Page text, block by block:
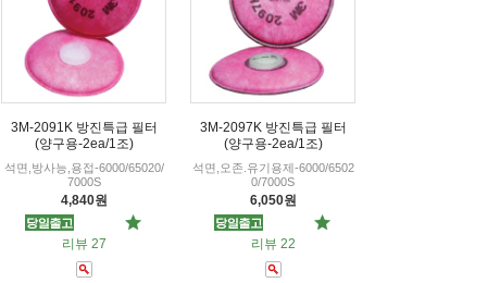
3M-2091K 방진특급 필터
(양구용-2ea/1조)
석면,방사능,용접-6000/65020/
7000S
4,840원
리뷰 27
3M-2097K 방진특급 필터
(양구용-2ea/1조)
석면,오존.유기용제-6000/6502
0/7000S
6,050원
리뷰 22